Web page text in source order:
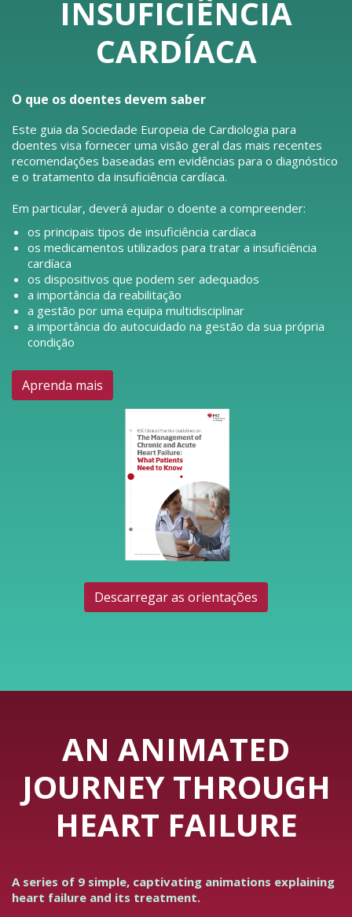
INSUFICIÊNCIA
CARDÍACA
O que os doentes devem saber
Este guia da Sociedade Europeia de Cardiologia para
doentes visa fornecer uma visão geral das mais recentes
recomendações baseadas em evidências para o diagnóstico
e o tratamento da insuficiência cardíaca.
Em particular, deverá ajudar o doente a compreender:
os principais tipos de insuficiência cardíaca
os medicamentos utilizados para tratar a insuficiência
cardíaca
os dispositivos que podem ser adequados
a importância da reabilitação
a gestão por uma equipa multidisciplinar
a importância do autocuidado na gestão da sua própria
condição
Aprenda mais
Descarregar as orientações
AN ANIMATED
JOURNEY THROUGH
HEART FAILURE
A series of 9 simple, captivating animations explaining
heart failure and its treatment.